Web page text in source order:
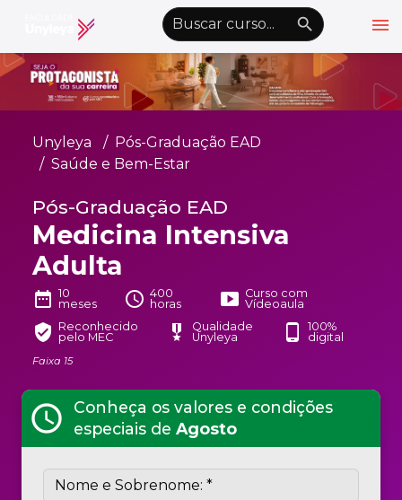
menu
emoji_objectsAlto Contraste nights_stay wb_sunny
Graduação EAD
Pós-Graduação EAD
Atualização Profissional
Conheça a Unyleyakeyboard_arrow_down
Alianças Acadêmicas
Convênios
keyboard_arrow_down
UnyVantagens
Unyleya
Pós-Graduação EAD
Saúde e Bem-Estar
Pós-Graduação EAD
Medicina Intensiva
Adulta
date_range 10
meses
schedule 400
horas
smart_display Curso com
Vídeoaula
verified_user Reconhecido
pelo MEC
military_tech
Qualidade
Unyleya
phone_android
100%
digital
Faixa 15
schedule
Conheça os valores e condições
especiais de Agosto